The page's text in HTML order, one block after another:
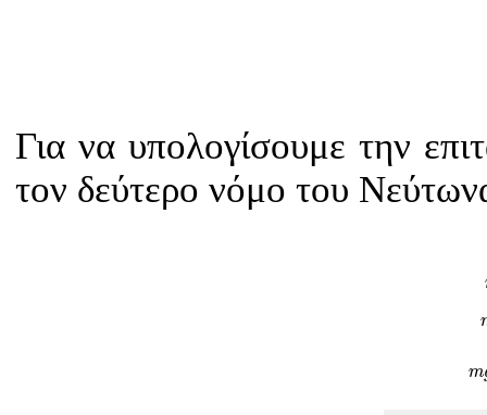
Για να υπολογίσουμε την
τον δεύτερο νόμο του
m